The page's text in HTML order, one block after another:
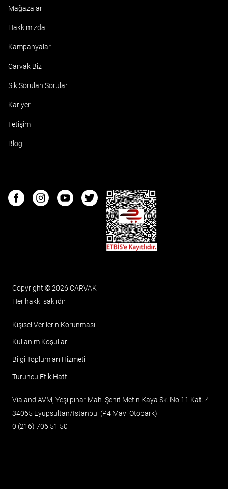
Mağazalar
Hakkımızda
Kampanyalar
Carvak Biz
Sık Sorulan Sorular
Kariyer
İletişim
Blog
FacebookInstagramYoutubeTwitter
ETBIS
Copyright © 2026 CARVAK
Her hakkı saklıdır
Kişisel Verilerin Korunması
Kullanım Koşulları
Bilgi Toplumları Hizmeti
Turuncu Etik Hattı
Vialand AVM, Yeşilpınar Mah. Şehit Metin Kaya Sk. No:11 Kat:-4
34065 Eyüpsultan/İstanbul (P4 Mavi Otopark)
0 (216) 706 51 50